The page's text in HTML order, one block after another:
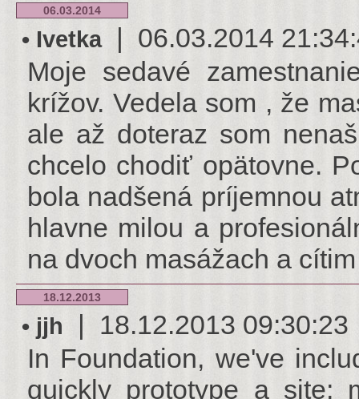
06.03.2014
• Ivetka| 06.03.2014
Moje sedavé
krížov. Vedela som , že
ale až doteraz som
chcelo chodiť opätovne.
bola nadšená príjemnou
hlavne milou a
na dvoch masážach a
18.12.2013
• jjh
| 18.12.2013
In Foundation, we've
quickly prototype a site;